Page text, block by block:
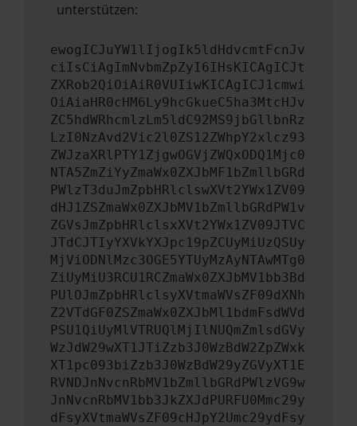
unterstützen:
ewogICJuYW1lIjogIk5ldHdvcmtFcnJv
ciIsCiAgImNvbmZpZyI6IHsKICAgICJt
ZXRob2QiOiAiR0VUIiwKICAgICJ1cmwi
OiAiaHR0cHM6Ly9hcGkueC5ha3MtcHJv
ZC5hdWRhcmlzLm5ldC92MS9jbGllbnRz
LzI0NzAvd2Vic2l0ZS12ZWhpY2xlcz93
ZWJzaXRlPTY1ZjgwOGVjZWQxODQ1Mjc0
NTA5ZmZiYyZmaWx0ZXJbMF1bZmllbGRd
PWlzT3duJmZpbHRlclswXVt2YWx1ZV09
dHJ1ZSZmaWx0ZXJbMV1bZmllbGRdPW1v
ZGVsJmZpbHRlclsxXVt2YWx1ZV09JTVC
JTdCJTIyYXVkYXJpc19pZCUyMiUzQSUy
MjViODNlMzc3OGE5YTUyMzAyNTAwMTg0
ZiUyMiU3RCU1RCZmaWx0ZXJbMV1bb3Bd
PUlOJmZpbHRlclsyXVtmaWVsZF09dXNh
Z2VTdGF0ZSZmaWx0ZXJbMl1bdmFsdWVd
PSU1QiUyMlVTRUQlMjIlNUQmZmlsdGVy
WzJdW29wXT1JTiZzb3J0WzBdW2ZpZWxk
XT1pc093biZzb3J0WzBdW29yZGVyXT1E
RVNDJnNvcnRbMV1bZmllbGRdPWlzVG9w
JnNvcnRbMV1bb3JkZXJdPURFU0Mmc29y
dFsyXVtmaWVsZF09cHJpY2Umc29ydFsy